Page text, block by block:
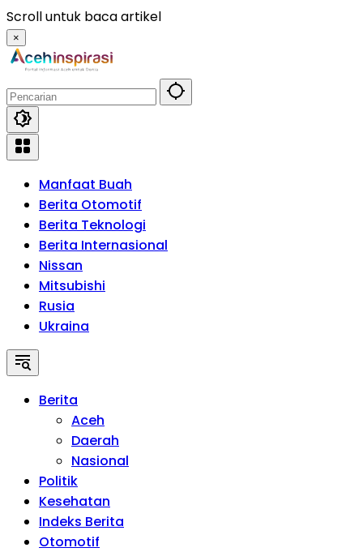
Langsung
ke
konten
Scroll untuk baca artikel
×
Manfaat Buah
Berita Otomotif
Berita Teknologi
Berita Internasional
Nissan
Mitsubishi
Rusia
Ukraina
Berita
Aceh
Daerah
Nasional
Politik
Kesehatan
Indeks Berita
Otomotif